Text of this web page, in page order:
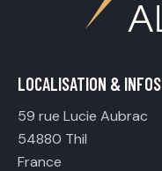
LOCALISATION & INFOS
59 rue Lucie Aubrac
54880 Thil
France